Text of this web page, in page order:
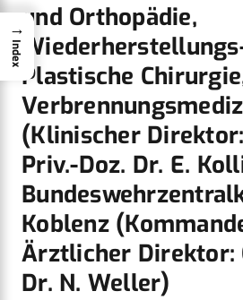
und Orthopädie,
Plastische
(Klinischer
Priv.-Doz. Dr. E.
Koblenz
Ärztlicher Direktor:
Dr. N. Weller)
→
Index